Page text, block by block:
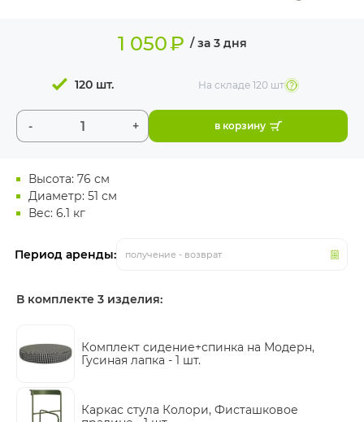
Высота: 76 см
Диаметр: 51 см
Вес: 6.1 кг
Период аренды: получение - возврат
1 050₽ / за 3 дня
- +
120 шт. На складе 120 шт
в корзину
В комплекте 3 изделия:
Комплект сидение+спинка на Модерн,
Гусиная лапка - 1 шт.
Каркас стула Колори, Фисташковое